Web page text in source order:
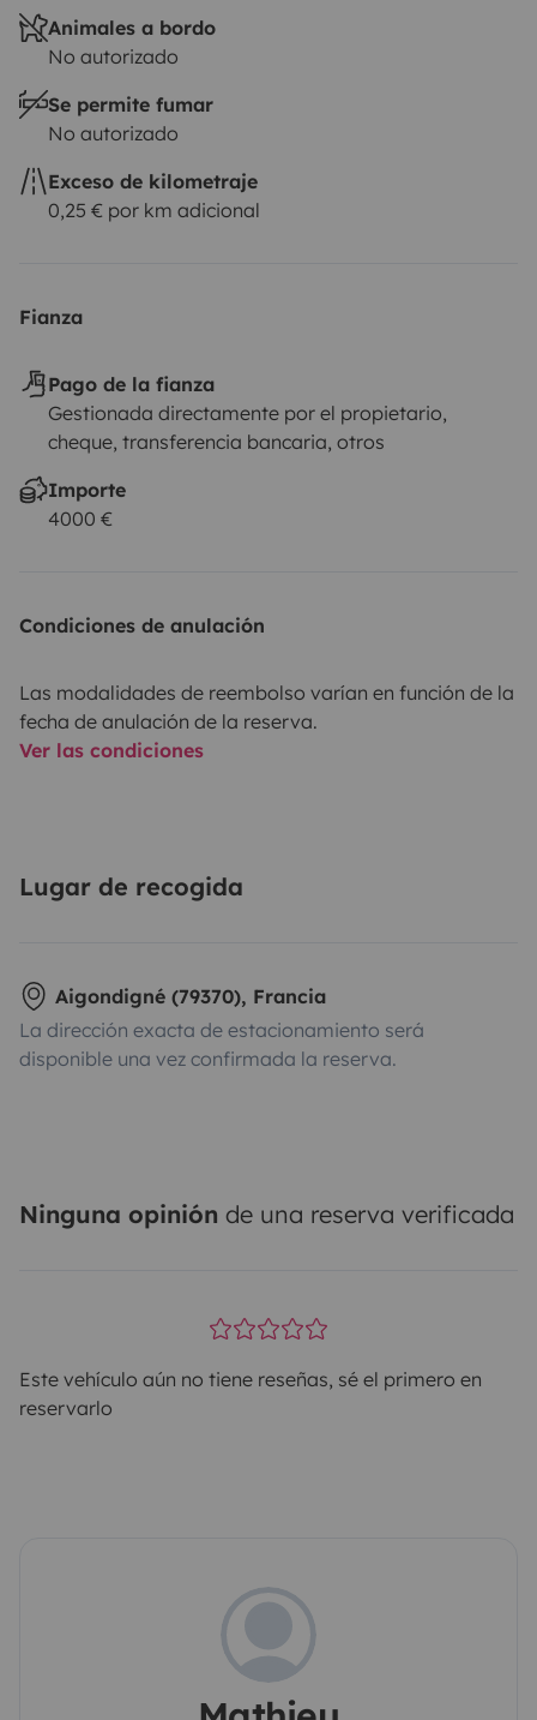
Animales a bordo
No autorizado
Se permite fumar
No autorizado
Exceso de kilometraje
0,25 € por km adicional
Fianza
Pago de la fianza
Gestionada directamente por el propietario,
cheque, transferencia bancaria, otros
Importe
4000 €
Condiciones de anulación
Las modalidades de reembolso varían en función de la
fecha de anulación de la reserva.
Ver las condiciones
Lugar de recogida
Aigondigné (79370), Francia
La dirección exacta de estacionamiento será
disponible una vez confirmada la reserva.
Ninguna opinión de una reserva verificada
Este vehículo aún no tiene reseñas, sé el primero en
reservarlo